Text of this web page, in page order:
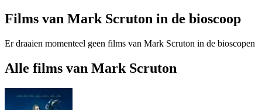
Films van Mark Scruton in de bioscoop
Er draaien momenteel geen films van Mark Scruton in de bioscopen
Alle films van Mark Scruton